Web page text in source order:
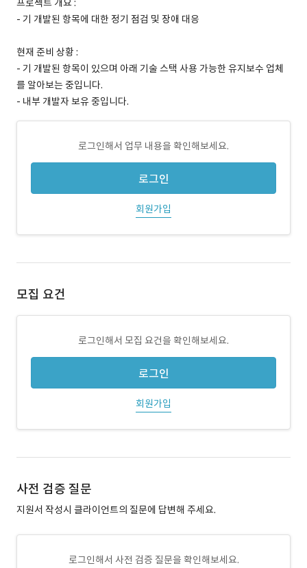
프로젝트 개요 :
- 기 개발된 항목에 대한 정기 점검 및 장애 대응
현재 준비 상황 :
- 기 개발된 항목이 있으며 아래 기술 스택 사용 가능한 유지보수 업체
를 알아보는 중입니다.
- 내부 개발자 보유 중입니다.
로그인해서 업무 내용을 확인해보세요.
로그인
회원가입
모집 요건
로그인해서 모집 요건을 확인해보세요.
로그인
회원가입
사전 검증 질문
지원서 작성시 클라이언트의 질문에 답변해 주세요.
로그인해서 사전 검증 질문을 확인해보세요.